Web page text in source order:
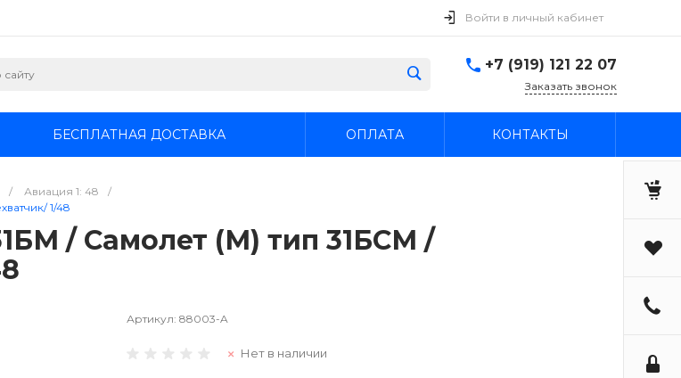
Войти в личный кабинет
+7 (919) 121 22 07
Заказать звонок
БЕСПЛАТНАЯ ДОСТАВКА ОПЛАТА КОНТАКТЫ
/ Авиация 1: 48
/
1/48
/ Самолет (М) тип 31БСМ /
Артикул: 88003-A
Нет в наличии